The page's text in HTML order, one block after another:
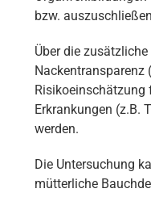
bzw.
Über die
Nackentransparenz
Erkrankungen (z.B.
werden.
Die Untersuchung
mütterliche